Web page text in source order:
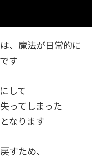
、魔法が日常的に
す
して
ってしまった
なります
すため、